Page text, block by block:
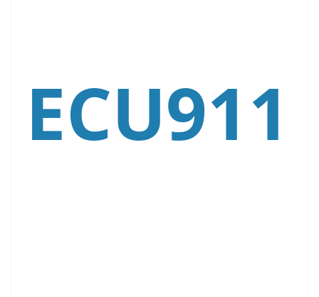
ECU911